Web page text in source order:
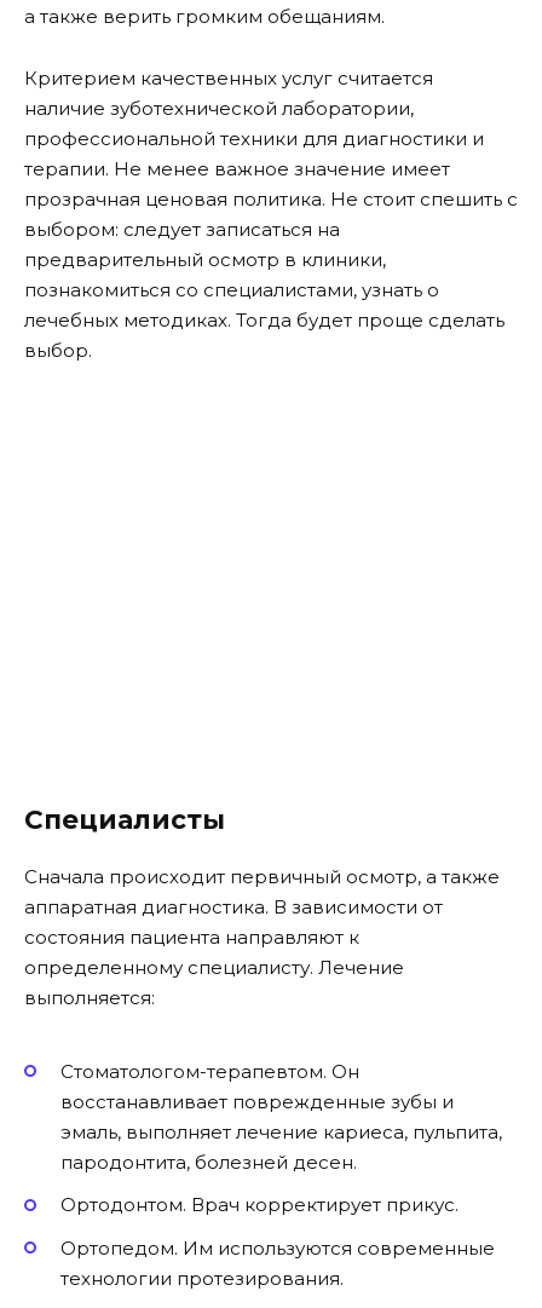
а также верить громким обещаниям.
Критерием качественных услуг считается
наличие зуботехнической лаборатории,
профессиональной техники для диагностики и
терапии. Не менее важное значение имеет
прозрачная ценовая политика. Не стоит спешить с
выбором: следует записаться на
предварительный осмотр в клиники,
познакомиться со специалистами, узнать о
лечебных методиках. Тогда будет проще сделать
выбор.
Специалисты
Сначала происходит первичный осмотр, а также
аппаратная диагностика. В зависимости от
состояния пациента направляют к
определенному специалисту. Лечение
выполняется:
Стоматологом-терапевтом. Он
восстанавливает поврежденные зубы и
эмаль, выполняет лечение кариеса, пульпита,
пародонтита, болезней десен.
Ортодонтом. Врач корректирует прикус.
Ортопедом. Им используются современные
технологии протезирования.